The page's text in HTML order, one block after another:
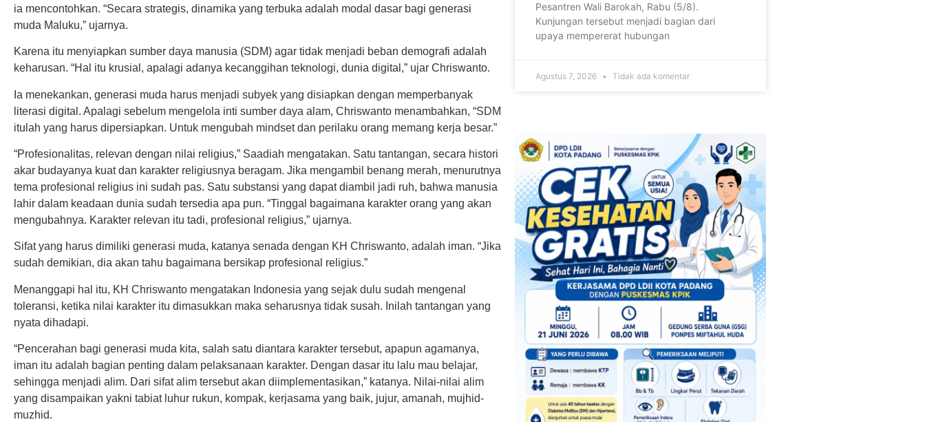
ia mencontohkan. “Secara strategis, dinamika yang terbuka adalah modal dasar bagi generasi
muda Maluku,” ujarnya.
Karena itu menyiapkan sumber daya manusia (SDM) agar tidak menjadi beban demografi adalah
keharusan. “Hal itu krusial, apalagi adanya kecanggihan teknologi, dunia digital,” ujar Chriswanto.
Ia menekankan, generasi muda harus menjadi subyek yang disiapkan dengan memperbanyak
literasi digital. Apalagi sebelum mengelola inti sumber daya alam, Chriswanto menambahkan, “SDM
itulah yang harus dipersiapkan. Untuk mengubah mindset dan perilaku orang memang kerja besar.”
“Profesionalitas, relevan dengan nilai religius,” Saadiah mengatakan. Satu tantangan, secara histori
akar budayanya kuat dan karakter religiusnya beragam. Jika mengambil benang merah, menurutnya
tema profesional religius ini sudah pas. Satu substansi yang dapat diambil jadi ruh, bahwa manusia
lahir dalam keadaan dunia sudah tersedia apa pun. “Tinggal bagaimana karakter orang yang akan
mengubahnya. Karakter relevan itu tadi, profesional religius,” ujarnya.
Sifat yang harus dimiliki generasi muda, katanya senada dengan KH Chriswanto, adalah iman. “Jika
sudah demikian, dia akan tahu bagaimana bersikap profesional religius.”
Menanggapi hal itu, KH Chriswanto mengatakan Indonesia yang sejak dulu sudah mengenal
toleransi, ketika nilai karakter itu dimasukkan maka seharusnya tidak susah. Inilah tantangan yang
nyata dihadapi.
“Pencerahan bagi generasi muda kita, salah satu diantara karakter tersebut, apapun agamanya,
iman itu adalah bagian penting dalam pelaksanaan karakter. Dengan dasar itu lalu mau belajar,
sehingga menjadi alim. Dari sifat alim tersebut akan diimplementasikan,” katanya. Nilai-nilai alim
yang disampaikan yakni tabiat luhur rukun, kompak, kerjasama yang baik, jujur, amanah, mujhid-
muzhid.
Pesantren Wali Barokah, Rabu (5/8).
Kunjungan tersebut menjadi bagian dari
upaya mempererat hubungan
Agustus 7, 2026 Tidak ada komentar